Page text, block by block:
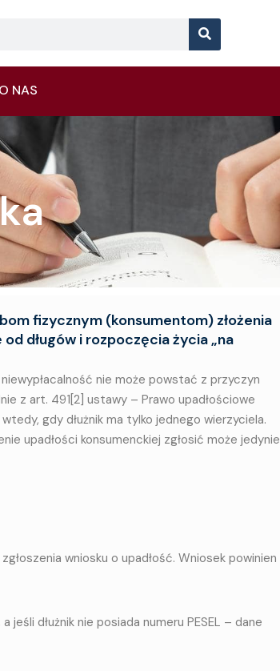
Search
O NAS
fizycznym (konsumentom) złożenia
długów i rozpoczęcia życia „na
nie może powstać z przyczyn
z art. 491[2] ustawy – Prawo upadłościowe
gdy dłużnik ma tylko jednego wierzyciela.
upadłości konsumenckiej zgłosić może jedynie
wniosku o upadłość. Wniosek powinien
jeśli dłużnik nie posiada numeru PESEL – dane